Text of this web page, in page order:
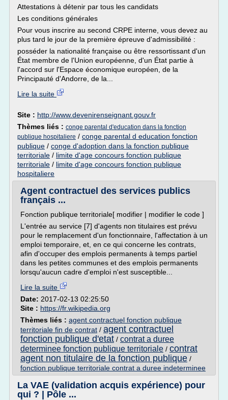
Attestations à détenir par tous les candidats
Les conditions générales
Pour vous inscrire au second CRPE interne, vous devez au
plus tard le jour de la première épreuve d'admissibilité :
posséder la nationalité française ou être ressortissant d'un
État membre de l'Union européenne, d'un État partie à
l'accord sur l'Espace économique européen, de la
Principauté d'Andorre, de la...
Lire la suite
Site : http://www.devenirenseignant.gouv.fr
Thèmes liés : conge parental d'education dans la fonction
publique hospitaliere / conge parental d education fonction
publique / conge d'adoption dans la fonction publique
territoriale / limite d'age concours fonction publique
territoriale / limite d'age concours fonction publique
hospitaliere
Agent contractuel des services publics
français ...
Fonction publique territoriale[ modifier | modifier le code ]
L'entrée au service [7] d'agents non titulaires est prévu
pour le remplacement d'un fonctionnaire, l'affectation à un
emploi temporaire, et, en ce qui concerne les contrats,
afin d'occuper des emplois permanents à temps partiel
dans les petites communes et des emplois permanents
lorsqu'aucun cadre d'emploi n'est susceptible...
Lire la suite
Date: 2017-02-13 02:25:50
Site : https://fr.wikipedia.org
Thèmes liés : agent contractuel fonction publique
territoriale fin de contrat / agent contractuel
fonction publique d'etat / contrat a duree
determinee fonction publique territoriale / contrat
agent non titulaire de la fonction publique /
fonction publique territoriale contrat a duree indeterminee
La VAE (validation acquis expérience) pour
qui ? | Pôle ...